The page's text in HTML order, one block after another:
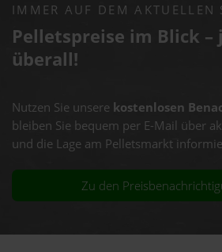
IMMER AUF DEM AKTUELLEN
Pelletspreise im Blick –
überall!
Nutzen Sie unsere kostenlosen
bleiben Sie bequem per E-Mail über
und die Lage am Pelletsmarkt
Zu den